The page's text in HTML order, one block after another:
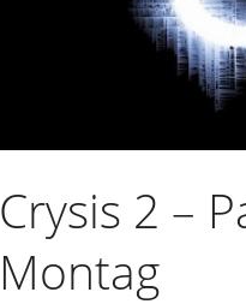
Crysis 2 –
Montag